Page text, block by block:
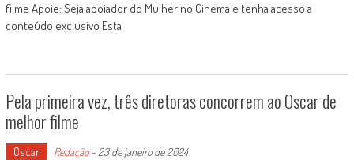
filme Apoie: Seja apoiador do Mulher no Cinema e tenha acesso a
conteúdo exclusivo Esta
Pela primeira vez, três diretoras concorrem ao Oscar de
melhor filme
Oscar Redação- 23 de janeiro de 2024